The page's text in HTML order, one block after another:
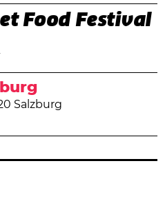
Food Festival
Salzburg